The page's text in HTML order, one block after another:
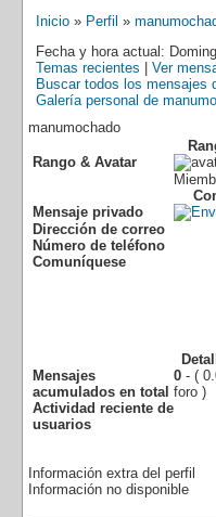
Inicio » Perfil »
Fecha y hora actual:
Temas recientes
Ver
Buscar todos los mensajes
Galería personal de
manumochado
Rango & Avatar
Mensaje privado
Dirección de correo
Número de teléfono
Comuníquese
Mensajes
acumulados en total
0 - (
foro )
Actividad reciente de
usuarios
Información extra del perfil
Información no disponible